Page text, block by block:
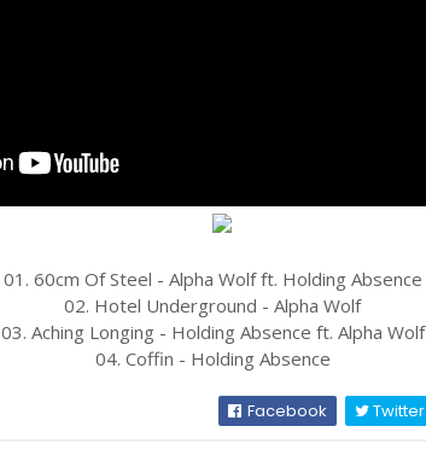
01. 60cm Of Steel - Alpha Wolf ft. Holding Absence
02. Hotel Underground - Alpha Wolf
03. Aching Longing - Holding Absence ft. Alpha Wolf
04. Coffin - Holding Absence
Facebook Twitter